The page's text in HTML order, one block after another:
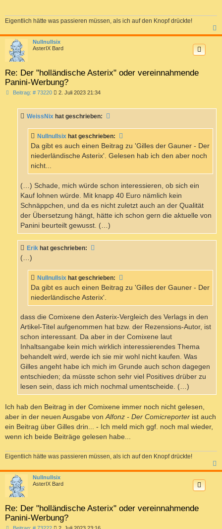
Eigentlich hätte was passieren müssen, als ich auf den Knopf drückte!
a
Nullnullsix
AsterIX Bard
Re: Der "holländische Asterix" oder vereinnahmende
Panini-Werbung?
Beitrag: # 73220B
r
2. Juli 2023 21:34
WeissNix hat geschrieben:
Nullnullsix hat geschrieben:
Da gibt es auch einen Beitrag zu 'Gilles der Gauner - Der
niederländische Asterix'. Gelesen hab ich den aber noch
nicht...
(…) Schade, mich würde schon interessieren, ob sich ein
Kauf lohnen würde. Mit knapp 40 Euro nämlich kein
Schnäppchen, und da es nicht zuletzt auch an der Qualität
der Übersetzung hängt, hätte ich schon gern die aktuelle von
Panini beurteilt gewusst. (…)
Erik hat geschrieben:
(…)
Nullnullsix hat geschrieben:
Da gibt es auch einen Beitrag zu 'Gilles der Gauner - Der
niederländische Asterix'.
dass die Comixene den Asterix-Vergleich des Verlags in den
Artikel-Titel aufgenommen hat bzw. der Rezensions-Autor, ist
schon interessant. Da aber in der Comixene laut
Inhaltsangabe kein mich wirklich interessierendes Thema
behandelt wird, werde ich sie mir wohl nicht kaufen. Was
Gilles angeht habe ich mich im Grunde auch schon dagegen
entschieden; da müsste schon sehr viel Positives drüber zu
lesen sein, dass ich mich nochmal umentscheide. (…)
Ich hab den Beitrag in der Comixene immer noch nicht gelesen,
aber in der neuen Ausgabe von Alfonz - Der Comicreporter ist auch
ein Beitrag über Gilles drin... - Ich meld mich ggf. noch mal wieder,
wenn ich beide Beiträge gelesen habe...
Eigentlich hätte was passieren müssen, als ich auf den Knopf drückte!
a
Nullnullsix
AsterIX Bard
Re: Der "holländische Asterix" oder vereinnahmende
Panini-Werbung?
B